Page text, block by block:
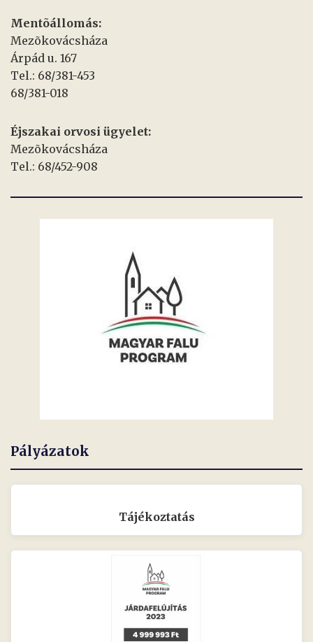
Mentõállomás:
Mezõkovácsháza
Árpád u. 167
Tel.: 68/381-453
68/381-018
Éjszakai orvosi ügyelet:
Mezõkovácsháza
Tel.: 68/452-908
Pályázatok
Tájékoztatás